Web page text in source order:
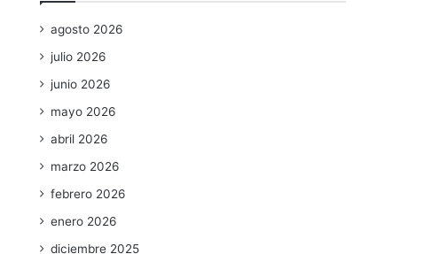
agosto 2026
julio 2026
junio 2026
mayo 2026
abril 2026
marzo 2026
febrero 2026
enero 2026
diciembre 2025